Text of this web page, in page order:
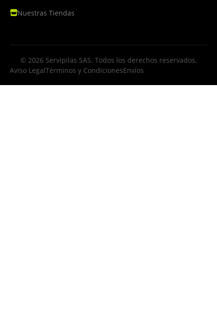
Nuestras Tiendas
© 2026 Servipilas SAS. Todos los derechos reservados.
Aviso LegalTérminos y CondicionesEnvíos